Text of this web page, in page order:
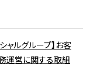
ャルグループ】お客
運営に関する取組